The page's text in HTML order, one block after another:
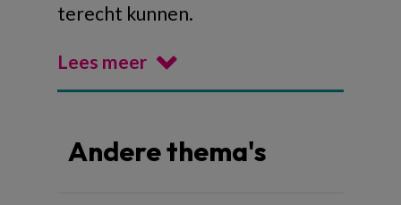
terecht kunnen.
Lees meer
Andere thema's